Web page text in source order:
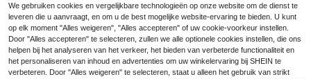
kleine hartjes en ruchesrand, met bi
jpassende korte broek met print, kat
oenachtige textuurstof, huidvriendel
ijk, comfortabel en licht, geschikt v
oor zomerse buitenspelen en casua
l dagelijks dragen
We gebruiken cookies en vergelijkbare technologieën op onze website om de dienst te
leveren die u aanvraagt, en om u de best mogelijke website-ervaring te bieden. U kunt
op elk moment "Alles weigeren", "Alles accepteren" of uw cookie-voorkeur instellen.
Door "Alles accepteren" te selecteren, zullen we alle optionele cookies instellen, die ons
helpen bij het analyseren van het verkeer, het bieden van verbeterde functionaliteit en
het personaliseren van inhoud en advertenties om uw winkelervaring bij SHEIN te
verbeteren. Door "Alles weigeren" te selecteren, staat u alleen het gebruik van strikt